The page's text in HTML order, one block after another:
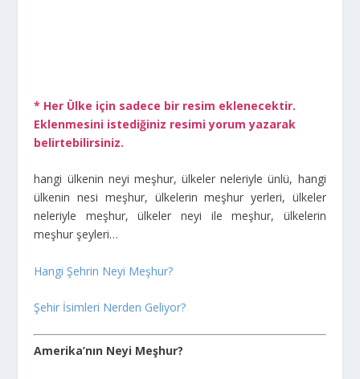
* Her Ülke için sadece bir resim eklenecektir.
Eklenmesini istediğiniz resimi yorum yazarak
belirtebilirsiniz.
hangi ülkenin neyi meşhur, ülkeler neleriyle ünlü, hangi
ülkenin nesi meşhur, ülkelerin meşhur yerleri, ülkeler
neleriyle meşhur, ülkeler neyi ile meşhur, ülkelerin
meşhur şeyleri…
Hangi Şehrin Neyi Meşhur?
Şehir İsimleri Nerden Geliyor?
Amerika’nın Neyi Meşhur?